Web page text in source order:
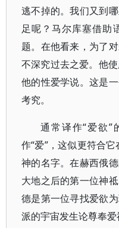
逃不掉的。我们又到
足呢？马尔库塞借助
题。在他看来，为了
不深究过去之爱。他
他的性爱学说。这是
考究。
通常译作“爱欲”
作“爱”，这似更符合
神的名字。在赫西俄
大地之后的第一位神
德是第一位寻找爱欲
派的宇宙发生论尊奉